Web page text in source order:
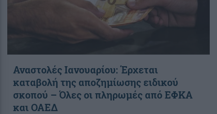
Αναστολές Ιανουαρίου: Έρχεται
καταβολή της αποζημίωσης ειδικού
σκοπού – Όλες οι πληρωμές από ΕΦΚΑ
και ΟΑΕΔ